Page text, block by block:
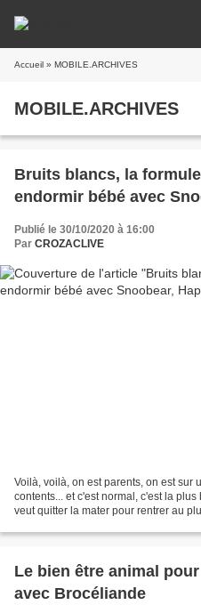
Accueil » MOBILE.ARCHIVES
MOBILE.ARCHIVES
Bruits blancs, la
endormir bébé avec
Publié le 30/10/2020 à 16:00
Par CROZACLIVE
Voilà, voilà, on est parents, on est sur
contents... et c'est normal, c'est la
veut quitter la mater pour rentrer au
Le bien être animal
avec Brocéliande